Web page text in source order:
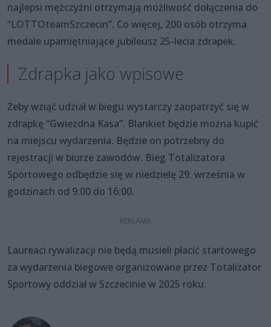
najlepsi mężczyźni otrzymają możliwość dołączenia do
“LOTTOteamSzczecin”. Co więcej, 200 osób otrzyma
medale upamiętniające jubileusz 25-lecia zdrapek.
Zdrapka jako wpisowe
Żeby wziąć udział w biegu wystarczy zaopatrzyć się w
zdrapkę “Gwiezdna Kasa”. Blankiet będzie można kupić
na miejscu wydarzenia. Będzie on potrzebny do
rejestracji w biurze zawodów. Bieg Totalizatora
Sportowego odbędzie się w niedzielę 29. września w
godzinach od 9:00 do 16:00.
Laureaci rywalizacji nie będą musieli płacić startowego
za wydarzenia biegowe organizowane przez Totalizator
Sportowy oddział w Szczecinie w 2025 roku.